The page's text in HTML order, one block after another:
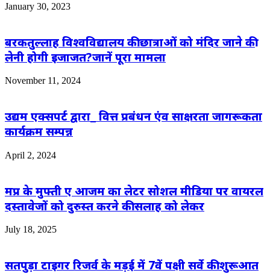
January 30, 2023
बरकतुल्लाह विश्वविद्यालय की छात्राओं को मंदिर जाने की
लेनी होगी इजाजत?जानें पूरा मामला
November 11, 2024
उद्यम एक्सपर्ट द्वारा_ वित्त प्रबंधन एंव साक्षरता जागरूकता
कार्यक्रम सम्पन्न
April 2, 2024
मप्र के मुफ्ती ए आजम का लेटर सोशल मीडिया पर वायरल
दस्तावेजों को दुरुस्त करने की सलाह को लेकर
July 18, 2025
सतपुड़ा टाइगर रिजर्व के मड़ई में 7वें पक्षी सर्वे की शुरूआत